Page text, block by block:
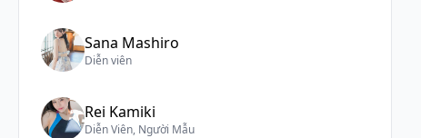
Sana Mashiro
Diễn viên
Rei Kamiki
Diễn Viên, Người Mẫu